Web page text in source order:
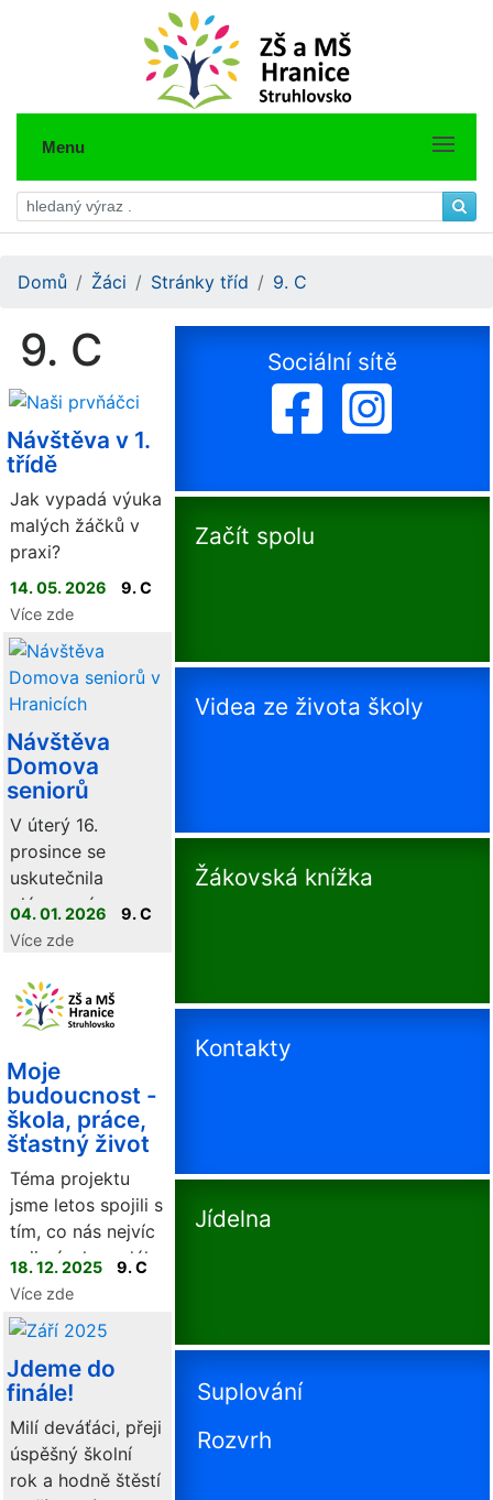
Menu
Domů Žáci Stránky tříd 9. C
9. C
Návštěva v 1.
třídě
Jak vypadá výuka
malých žáčků v
praxi?
14. 05. 2026
9. C
Více zde
Návštěva
Domova
seniorů
V úterý 16.
prosince se
uskutečnila
plánovaná
návštěva Domova
Hranicích, která
byla součástí
našeho
celoročního
projektu Moje
budoucnost.
04. 01. 2026
9. C
Více zde
Moje
budoucnost -
škola, práce,
šťastný život
Téma projektu
jsme letos spojili s
tím, co nás nejvíc
zajimá - kam dál,
jakou školu
18. 12. 2025
9. C
Více zde
Jdeme do
finále!
Milí deváťáci, přeji
úspěšný školní
rok a hodně štěstí
Sociální sítě
Začít spolu
Videa ze života školy
Žákovská knížka
Kontakty
Jídelna
Suplování
Rozvrh